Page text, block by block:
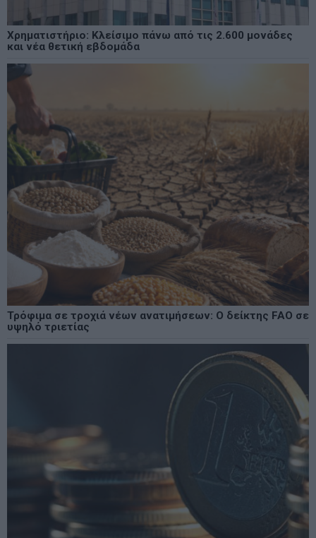
Χρηματιστήριο: Κλείσιμο πάνω από τις 2.600 μονάδες
και νέα θετική εβδομάδα
Τρόφιμα σε τροχιά νέων ανατιμήσεων: Ο δείκτης FAO σε
υψηλό τριετίας